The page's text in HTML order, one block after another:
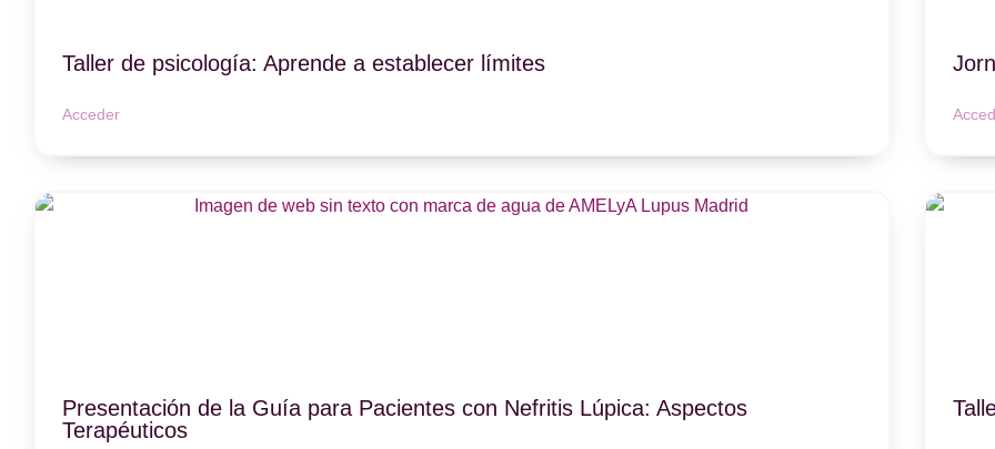
Taller de psicología: Aprende a establecer límites
Acceder
Presentación de la Guía para Pacientes con Nefritis Lúpica: Aspectos
Terapéuticos